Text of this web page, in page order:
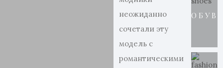
неожиданно
сочетали эту
модель с
романтическими